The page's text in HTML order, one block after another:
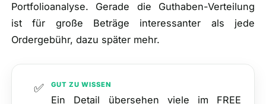
Portfolioanalyse. Gerade die Guthaben-Verteilung
ist für große Beträge interessanter als jede
Ordergebühr, dazu später mehr.
✅ GUT ZU WISSEN
Ein Detail übersehen viele im FREE